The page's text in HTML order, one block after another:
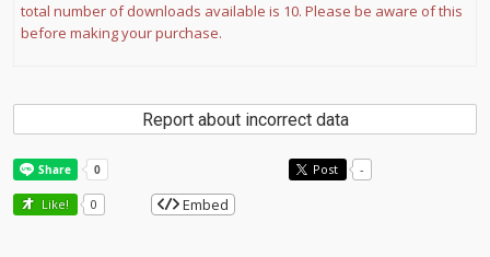
total number of downloads available is 10. Please be aware of this
before making your purchase.
Report about incorrect data
Post -
Like! 0 Embed